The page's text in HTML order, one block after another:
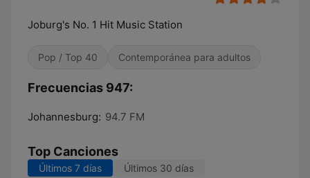
Joburg's No. 1 Hit Music Station
Pop / Top 40 Contemporánea para adultos
Frecuencias 947:
Johannesburg: 94.7 FM
Top Canciones
Últimos 7 días Últimos 30 días